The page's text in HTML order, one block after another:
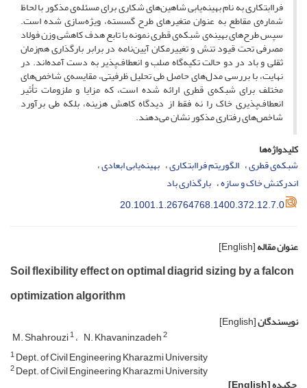
فراابتکاری به نام بهینه‌یابی شاهین‌های شکاری برای مسئله‌ی مذکور با لحاظ
شماره‌ی مقاطع به عنوان متغیرهای طرح گسسته، ویژه‌سازی شده است.
سپس طرح‌های بهینه‌ی شبکه‌ی قطری نمونه با تابع هدف کاهشی وزن فولاد
مصرفی تحت قیود تنش و تغییرمکان آیین‌نامه در برابر بارگذاری هم‌زمان
ثقلی و باد در دو حالت تکیه‌گاه صلب و انعطاف‌پذیر به دست آمده‌اند. در
نهایت، با بررسی مدل‌های حاصل طی تحلیل ظرفیتی، مقایسه‌ی شاخص‌های
مختلف برای شبکه‌ی قطری ارائه شده است، که مزایا و ملزومات تأثیر
انعطاف‌پذیری خاک را نه فقط از دیدگاه کاهش هزینه، بلکه طی برآورد
شاخص‌های رفتاری مذکور نشان می‌دهند.
کلیدواژه‌ها
شبکه‌ی قطری الگوریتم فراابتکاری بهینه‌یابی ابعادی
اندرکنش خاک و سازه بارگذاری باد
20.1001.1.26764768.1400.372.12.7.0
عنوان مقاله[English]
Soil flexibility effect on optimal diagrid sizing by a falcon
optimization algorithm
نویسندگان[English]
M. Shahrouzi1 N. Khavaninzadeh2
1D‌e‌p‌t. o‌f C‌i‌v‌i‌l E‌n‌g‌i‌n‌e‌e‌r‌i‌n‌g K‌h‌a‌r‌a‌z‌m‌i U‌n‌i‌v‌e‌r‌s‌i‌t‌y
2D‌e‌p‌t. o‌f C‌i‌v‌i‌l E‌n‌g‌i‌n‌e‌e‌r‌i‌n‌g K‌h‌a‌r‌a‌z‌m‌i U‌n‌i‌v‌e‌r‌s‌i‌t‌y